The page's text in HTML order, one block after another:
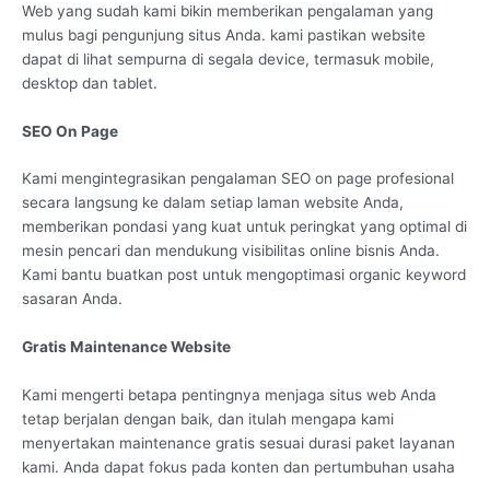
Web yang sudah kami bikin memberikan pengalaman yang
mulus bagi pengunjung situs Anda. kami pastikan website
dapat di lihat sempurna di segala device, termasuk mobile,
desktop dan tablet.
SEO On Page
Kami mengintegrasikan pengalaman SEO on page profesional
secara langsung ke dalam setiap laman website Anda,
memberikan pondasi yang kuat untuk peringkat yang optimal di
mesin pencari dan mendukung visibilitas online bisnis Anda.
Kami bantu buatkan post untuk mengoptimasi organic keyword
sasaran Anda.
Gratis Maintenance Website
Kami mengerti betapa pentingnya menjaga situs web Anda
tetap berjalan dengan baik, dan itulah mengapa kami
menyertakan maintenance gratis sesuai durasi paket layanan
kami. Anda dapat fokus pada konten dan pertumbuhan usaha